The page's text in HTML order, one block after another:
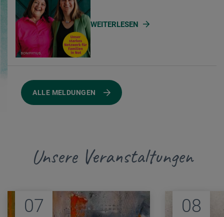
WEITERLESEN
ALLE MELDUNGEN
Unsere Veranstaltungen
07 08